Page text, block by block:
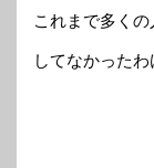
これまで多く
してなかったわ